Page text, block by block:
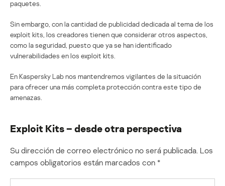
paquetes.
Sin embargo, con la cantidad de publicidad dedicada al tema de los
exploit kits, los creadores tienen que considerar otros aspectos,
como la seguridad, puesto que ya se han identificado
vulnerabilidades en los exploit kits.
En Kaspersky Lab nos mantendremos vigilantes de la situación
para ofrecer una más completa protección contra este tipo de
amenazas.
Exploit Kits – desde otra perspectiva
Su dirección de correo electrónico no será publicada. Los
campos obligatorios están marcados con *